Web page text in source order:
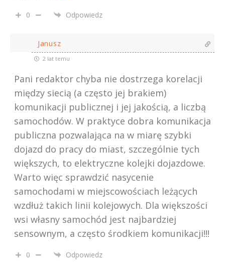
0 Odpowiedz
Janusz
2 lat temu
Pani redaktor chyba nie dostrzega korelacji
między siecią (a często jej brakiem)
komunikacji publicznej i jej jakością, a liczbą
samochodów. W praktyce dobra komunikacja
publiczna pozwalająca na w miarę szybki
dojazd do pracy do miast, szczególnie tych
większych, to elektryczne kolejki dojazdowe.
Warto więc sprawdzić nasycenie
samochodami w miejscowościach leżących
wzdłuż takich linii kolejowych. Dla większości
wsi własny samochód jest najbardziej
sensownym, a często środkiem komunikacji!!!
0 Odpowiedz